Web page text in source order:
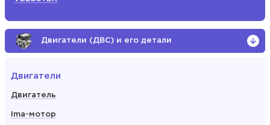
Двигатели (ДВС) и его детали
Двигатели
Двигатель
Ima-мотор